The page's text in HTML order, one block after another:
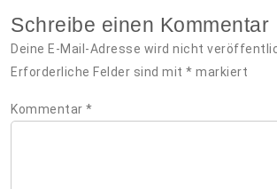
Schreibe einen Kommentar
Deine E-Mail-Adresse wird nicht
Erforderliche Felder sind mit * markiert
Kommentar *